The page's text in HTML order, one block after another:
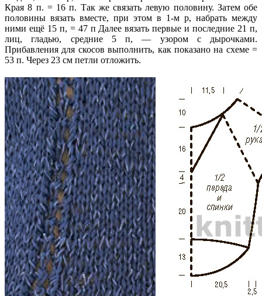
Края 8 п. = 16 п. Так же связать левую половину. Затем обе
половины вязать вместе, при этом в 1-м р, набрать между
ними ещё 15 п, = 47 п Далее вязать первые и последние 21 п,
лиц, гладью, средние 5 п, — узором с дырочками.
Прибавления для скосов выполнить, как показано на схеме =
53 п. Через 23 см петли отложить.